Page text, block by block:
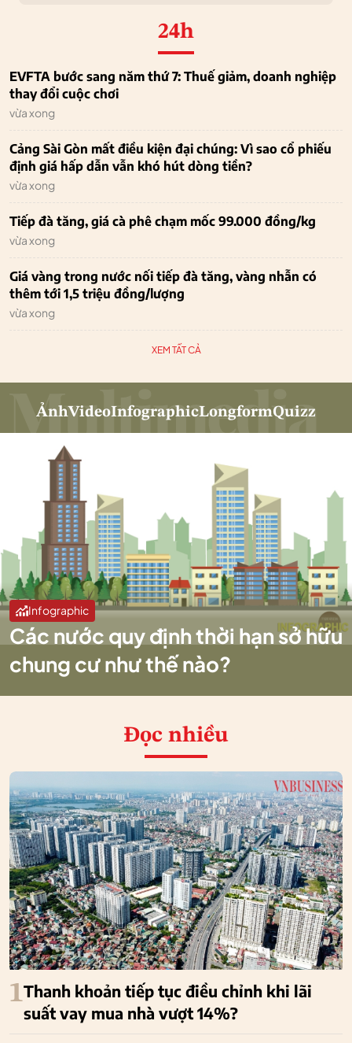
24h
EVFTA bước sang năm thứ 7: Thuế giảm, doanh nghiệp
thay đổi cuộc chơi
vừa xong
Cảng Sài Gòn mất điều kiện đại chúng: Vì sao cổ phiếu
định giá hấp dẫn vẫn khó hút dòng tiền?
vừa xong
Tiếp đà tăng, giá cà phê chạm mốc 99.000 đồng/kg
vừa xong
Giá vàng trong nước nối tiếp đà tăng, vàng nhẫn có
thêm tới 1,5 triệu đồng/lượng
vừa xong
XEM TẤT CẢ
ẢnhVideoInfographicLongformQuizz
Infographic
Các nước quy định thời hạn sở hữu
chung cư như thế nào?
Đọc nhiều
1Thanh khoản tiếp tục điều chỉnh khi lãi
suất vay mua nhà vượt 14%?